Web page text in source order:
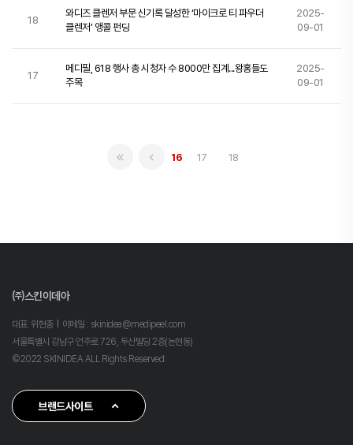
18
와디즈 클렌저 부문 신기록 달성한 ‘마이크로 티 파우더
클렌저’ 앵콜 펀딩
2025-
09-01
17
메디필, 618 행사 총 시청자 수 8000만 집계...왕홍들도
주목
2025-
09-01
16 17 18
㈜스킨이데아
대표: 위현종
이메일 : skinidea@medipeel.com
서울특별시 강남구 언주로 726, 두산빌딩 2층(논현동)
©2022 SKINIDEA ALL Rights Reserved.
브랜드사이트